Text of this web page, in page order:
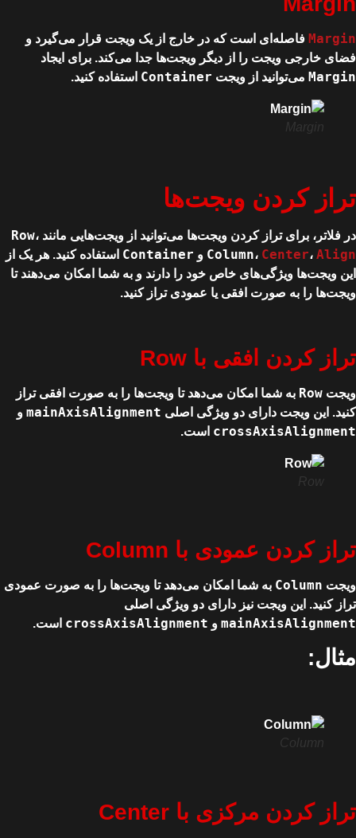
Margin فاصله‌ای است که در خارج از یک ویجت قرار می‌گیرد و
فضای خارجی ویجت را از دیگر ویجت‌ها جدا می‌کند. برای ایجاد
Margin می‌توانید از ویجت Container استفاده کنید.
Margin
تراز کردن ویجت‌ها
در فلاتر، برای تراز کردن ویجت‌ها می‌توانید از ویجت‌هایی مانند Row،
Column، Center، Align و Container استفاده کنید. هر یک از
این ویجت‌ها ویژگی‌های خاص خود را دارند و به شما امکان می‌دهند تا
ویجت‌ها را به صورت افقی یا عمودی تراز کنید.
تراز کردن افقی با Row
ویجت Row به شما امکان می‌دهد تا ویجت‌ها را به صورت افقی تراز
کنید. این ویجت دارای دو ویژگی اصلی mainAxisAlignment و
crossAxisAlignment است.
Row
تراز کردن عمودی با Column
ویجت Column به شما امکان می‌دهد تا ویجت‌ها را به صورت عمودی
تراز کنید. این ویجت نیز دارای دو ویژگی اصلی
mainAxisAlignment و crossAxisAlignment است.
مثال:
Column
تراز کردن مرکزی با Center